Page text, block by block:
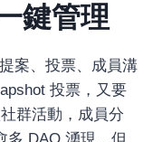
鍵管理
案、投票、成員溝
投票，又要
群活動，成員分